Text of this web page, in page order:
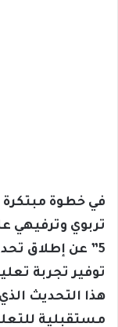
في خطوة
تربوي وترفيهي
5” عن إطلاق
توفير تجربة
هذا التحديث
مستقبلية